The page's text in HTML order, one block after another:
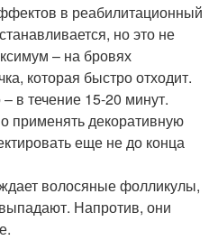
в реабилитационный
но это не
– на бровях
которая быстро отходит.
в течение 15-20 минут.
применять декоративную
еще не до конца
волосяные фолликулы,
Напротив, они